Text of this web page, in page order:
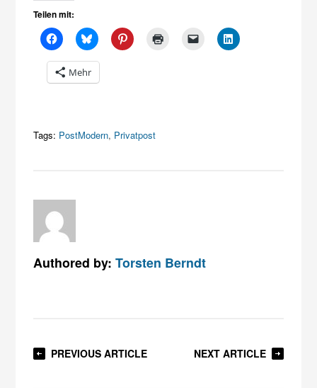
Teilen mit:
Mehr
Tags: PostModern, Privatpost
Authored by:Torsten Berndt
PREVIOUS ARTICLE NEXT ARTICLE